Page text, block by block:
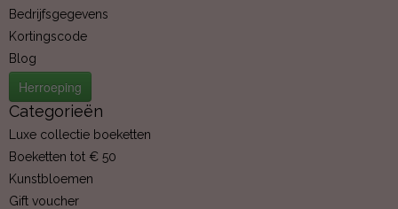
Bedrijfsgegevens
Kortingscode
Blog
Herroeping
Categorieën
Luxe collectie boeketten
Boeketten tot € 50
Kunstbloemen
Gift voucher